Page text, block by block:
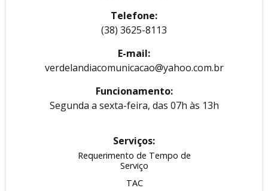
Telefone:
(38) 3625-8113
E-mail:
verdelandiacomunicacao@yahoo.com.br
Funcionamento:
Segunda a sexta-feira, das 07h às 13h
Serviços:
Requerimento de Tempo de
Serviço
TAC